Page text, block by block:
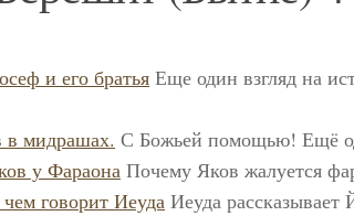
и его братья Еще один взгляд на
в мидрашах. С Божьей помощью! Ещё
у Фараона Почему Яков жалуется
говорит Иеуда Иеуда